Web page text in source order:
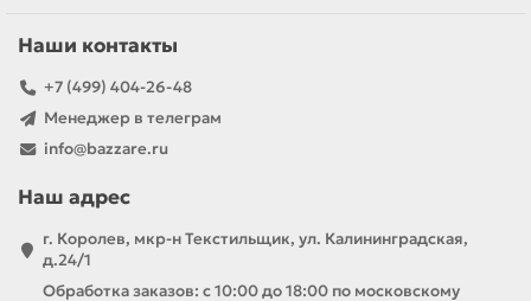
Наши контакты
+7 (499) 404-26-48
Менеджер в телеграм
info@bazzare.ru
Наш адрес
г. Королев, мкр-н Текстильщик, ул. Калининградская,
д.24/1
Обработка заказов: с 10:00 до 18:00 по московскому